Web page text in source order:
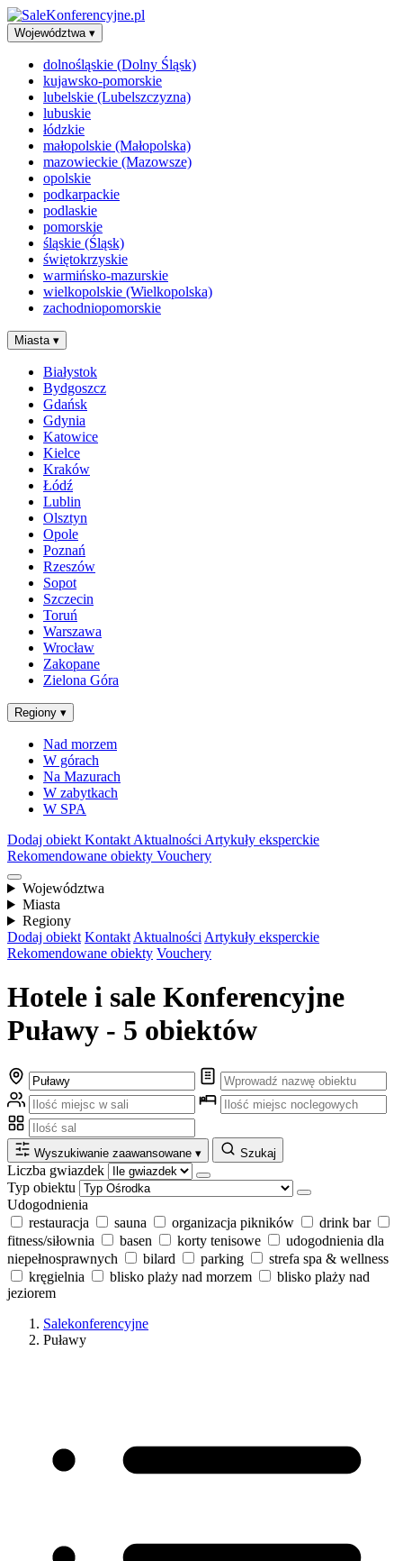
Województwa ▾
dolnośląskie (Dolny Śląsk)
kujawsko-pomorskie
lubelskie (Lubelszczyzna)
lubuskie
łódzkie
małopolskie (Małopolska)
mazowieckie (Mazowsze)
opolskie
podkarpackie
podlaskie
pomorskie
śląskie (Śląsk)
świętokrzyskie
warmińsko-mazurskie
wielkopolskie (Wielkopolska)
zachodniopomorskie
Miasta ▾
Białystok
Bydgoszcz
Gdańsk
Gdynia
Katowice
Kielce
Kraków
Łódź
Lublin
Olsztyn
Opole
Poznań
Rzeszów
Sopot
Szczecin
Toruń
Warszawa
Wrocław
Zakopane
Zielona Góra
Regiony ▾
Nad morzem
W górach
Na Mazurach
W zabytkach
W SPA
Dodaj obiekt Kontakt Aktualności Artykuły eksperckie
Rekomendowane obiekty Vouchery
Województwa
Miasta
Regiony
Dodaj obiekt Kontakt Aktualności Artykuły eksperckie
Rekomendowane obiekty Vouchery
Hotele i sale Konferencyjne
Puławy - 5 obiektów
Wyszukiwanie zaawansowane ▾ Szukaj
Liczba gwiazdek
Typ obiektu
Udogodnienia
restauracja
sauna organizacja pikników
drink bar
fitness/siłownia
basen korty tenisowe
udogodnienia dla
niepełnosprawnych
bilard parking
strefa spa & wellness
kręgielnia
blisko plaży nad morzem
blisko plaży nad
jeziorem
Salekonferencyjne
Puławy